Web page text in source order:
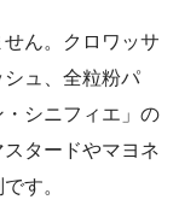
ん。クロワッサ
ュ、全粒粉パ
シニフィエ」の
タードやマヨネ
す。